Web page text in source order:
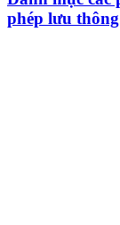
phép lưu thông